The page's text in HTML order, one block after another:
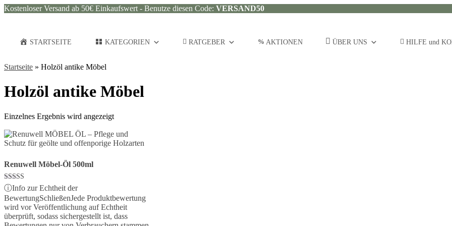
Kostenloser Versand ab 50€ Einkaufswert - Benutze diesen Code: VERSAND50
STARTSEITE KATEGORIEN RATGEBER AKTIONEN ÜBER UNS HILFE und
Startseite » Holzöl antike Möbel
Holzöl antike Möbel
Einzelnes Ergebnis wird angezeigt
Renuwell Möbel-Öl 500ml
Bewertet mit
5.00
von 5
ⓘInfo zur Echtheit der
BewertungSchließenJede Produktbewertung
wird vor Veröffentlichung auf Echtheit
überprüft, sodass sichergestellt ist, dass